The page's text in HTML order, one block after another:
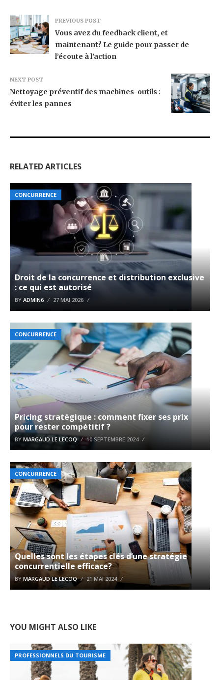
PREVIOUS POST
Vous avez du feedback client, et
maintenant? Le guide pour passer de
l’écoute à l’action
NEXT POST
Nettoyage préventif des machines-outils :
éviter les pannes
RELATED ARTICLES
CONCURRENCE
Droit de la concurrence et distribution exclusive
: ce qui est autorisé
BY ADMIN6 27 MAI 2026
CONCURRENCE
Pricing stratégique : comment fixer ses prix
pour rester compétitif ?
BY MARGAUD LE LECOQ 10 SEPTEMBRE 2024
CONCURRENCE
Quelles sont les étapes clés d’une stratégie
concurrentielle efficace?
BY MARGAUD LE LECOQ 21 MAI 2024
YOU MIGHT ALSO LIKE
PROFESSIONNELS DU TOURISME